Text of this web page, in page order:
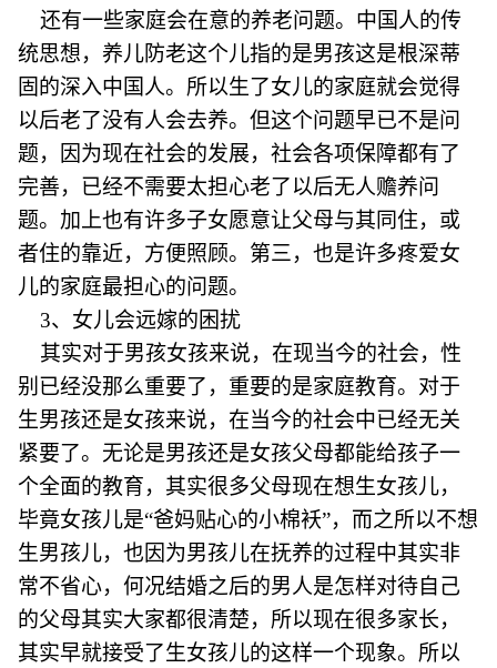
还有一些家庭会在意的养老问题。中国人的传
统思想，养儿防老这个儿指的是男孩这是根深蒂
固的深入中国人。所以生了女儿的家庭就会觉得
以后老了没有人会去养。但这个问题早已不是问
题，因为现在社会的发展，社会各项保障都有了
完善，已经不需要太担心老了以后无人赡养问
题。加上也有许多子女愿意让父母与其同住，或
者住的靠近，方便照顾。第三，也是许多疼爱女
儿的家庭最担心的问题。
3、女儿会远嫁的困扰
其实对于男孩女孩来说，在现当今的社会，性
别已经没那么重要了，重要的是家庭教育。对于
生男孩还是女孩来说，在当今的社会中已经无关
紧要了。无论是男孩还是女孩父母都能给孩子一
个全面的教育，其实很多父母现在想生女孩儿，
毕竟女孩儿是“爸妈贴心的小棉袄”，而之所以不想
生男孩儿，也因为男孩儿在抚养的过程中其实非
常不省心，何况结婚之后的男人是怎样对待自己
的父母其实大家都很清楚，所以现在很多家长，
其实早就接受了生女孩儿的这样一个现象。所以